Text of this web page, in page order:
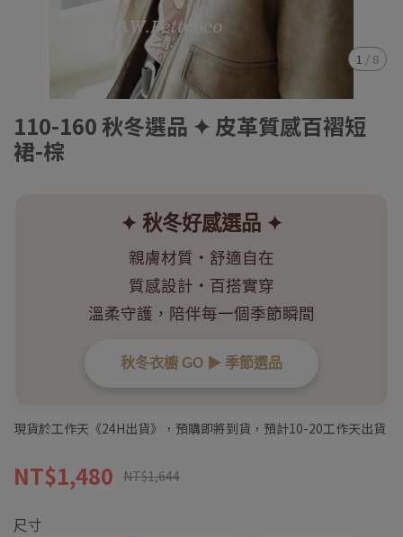
1 / 8
110-160 秋冬選品 ✦ 皮革質感百褶短
裙-棕
✦ 秋冬好感選品 ✦
親膚材質・舒適自在
質感設計・百搭實穿
溫柔守護，陪伴每一個季節瞬間
秋冬衣櫥 GO ▶︎ 季節選品
現貨於工作天《24H出貨》，預購即將到貨，預計10-20工作天出貨
NT$1,480 NT$1,644
尺寸